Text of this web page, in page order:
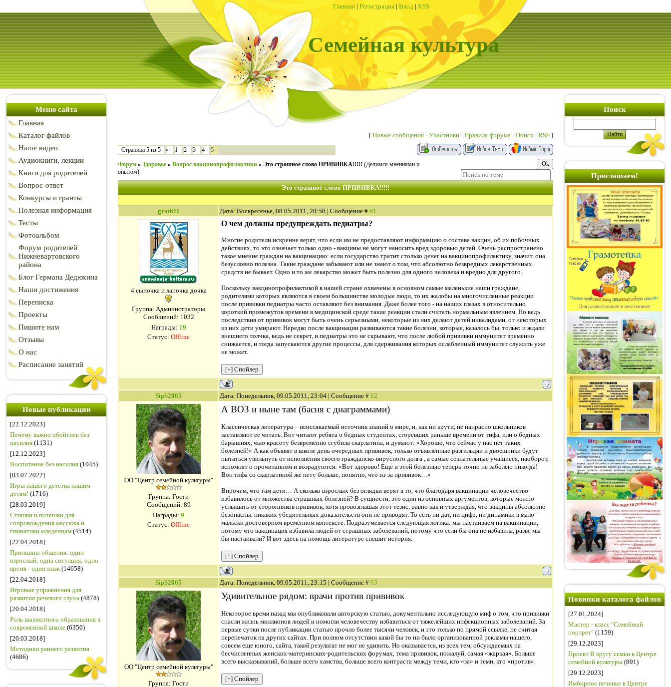
Главная | Регистрация | Вход | RSS
Семейная культура
Меню сайта
Главная
Каталог файлов
Наше видео
Аудиокниги, лекции
Книги для родителей
Вопрос-ответ
Конкурсы и гранты
Полезная информация
Тесты
Фотоальбом
Форум родителей
Нижневартовского
района
Блог Германа Дедюхина
Наши достижения
Переписка
Проекты
Пишите нам
Отзывы
О нас
Расписание занятий
Новые публикации
[22.12.2023]
Почему важно обойтись без
насилия (1131)
[12.12.2023]
Воспитание без насилия (1045)
[03.07.2022]
Игры нашего детства нашим
детям! (1716)
[28.03.2019]
Стишки и потешки для
сопровождения массажа и
гимнатики младенцам (4514)
[22.04.2018]
Принципы общения: один
взрослый; одна ситуация; одно
время - один язык(14658)
[22.04.2018]
Игровые упражнения для
развития речевого слуха (4878)
[20.04.2018]
Роль шахматного образования в
современной школе (6350)
[20.03.2018]
Методики раннего развития
(4686)
[ Новые сообщения · Участники · Правила форума · Поиск· RSS ]
Страница 5 из 5 « 1 2 3 4 5
Форум » Здоровье » Вопрос вакцинопрофилактики » Это страшное слово ПРИВИВКА!!!!! (Делимся мнениями и
опытом)
Это страшное слово ПРИВИВКА!!!!!
grot611 Дата: Воскресенье, 08.05.2011, 20:58 | Сообщение # 61
4 сыночка и лапочка дочка
Группа: Администраторы
Сообщений: 1032
Награды: 19
Статус: Offline
О чем должны предупреждать педиатры?
Многие родители искренне верят, что если им не предоставляют информацию о составе вакцин, об их побочных
действиях, то это означает только одно - вакцины не могут наносить вред здоровью детей. Очень распространено
такое мнение граждан на вакцинацию: если государство тратит столько денег на вакцинопрофилактику, значит, она
безусловно полезна. Такие граждане забывают или не знают о том, что абсолютно безвредных лекарственных
средств не бывает. Одно и то же лекарство может быть полезно для одного человека и вредно для другого.
Поскольку вакцинопрофилактикой в нашей стране охвачены в основном самые маленькие наши граждане,
родителями которых являются в своем большинстве молодые люди, то их жалобы на многочисленные реакции
после прививки педиатры часто оставляют без внимания. Даже более того - на наших глазах в относительно
короткий промежуток времени в медицинской среде такие реакции стали считать нормальным явлением. Но ведь
последствия от прививок могут быть очень серьезными, некоторые из них делают детей инвалидами, от некоторых
из них дети умирают. Нередко после вакцинации развиваются такие болезни, которые, казалось бы, только и ждали
внешнего толчка, ведь не секрет, и педиатры это не скрывают, что после любой прививки иммунитет временно
снижается, и тогда запускаются другие процессы, для сдерживания которых ослабленный иммунитет служить уже
не может.
SipS2005 Дата: Понедельник, 09.05.2011, 23:04 | Сообщение # 62
ОО "Центр семейной культуры"
Группа: Гости
Сообщений: 89
Награды: 9
Статус: Offline
А ВОЗ и ныне там (басня с диаграммами)
Классическая литература – неиссякаемый источник знаний о мире, и, как ни крути, не напрасно школьников
заставляют ее читать. Вот читают ребята о бедных студентах, сгоревших раньше времени от тифа, или о бедных
барышнях, чью красоту безвременно сгубила скарлатина, и думают: «Хорошо, что сейчас у нас нет таких
болезней!» А как объявят в школе день очередных прививок, только отъявленные разгильдяи и двоешники будут
пытаться увильнуть от исполнения своего гражданско-вирусного долга , а самые сознательные учащиеся, наоборот,
вспомнят о прочитанном и возрадуются: «Вот здорово! Еще и этой болезнью теперь точно не заболею никогда!
Вон тифа со скарлатиной же нету больше, понятно, что из-за прививок…»
Впрочем, что там дети… А сколько взрослых без оглядки верят в то, что благодаря вакцинации человечество
избавилось от множества страшных болезней? В сущности, это один из основных аргументов, которые можно
услышать от сторонников прививок, хотя провозглашая этот тезис, равно как и утверждая, что вакцины абсолютно
безопасны, никаких убедительных доказательств они не приводят. То есть ни дат, ни цифр, ни динамики в мало-
мальски достоверном временном контексте. Подразумевается следующая логика: мы настаиваем на вакцинации,
потому что вакцинация избавила людей от страшных заболеваний, потому что если бы она не избавила, разве мы
бы настаивали? И вот здесь на помощь литературе спешит история.
SipS2005 Дата: Понедельник, 09.05.2011, 23:15 | Сообщение # 63
ОО "Центр семейной культуры"
Группа: Гости
Удивительное рядом: врачи против прививок
Некоторое время назад мы опубликовали авторскую статью, документально исследующую миф о том, что прививки
спасли жизнь миллионов людей и помогли человечеству избавиться от тяжелейших инфекционных заболеваний. За
первые сутки после публикации статью прочло более тысячи человек, и это только по прямой ссылке, не считая
перепечаток на других сайтах. При полном отсутствии какой бы то ни было организованной рекламы нашего,
совсем еще юного, сайта, такой результат не мог не удивить. Но оказывается, из всех тем, обсуждаемых на
бесчисленных женских-материнских-родительских форумах, тема прививок, пожалуй, самая «жаркая». Больше
всего высказываний, больше всего хамства, больше всего контраста между теми, кто «за» и теми, кто «против».
Поиск
Приглашаем!
Новинки каталога файлов
[27.01.2024]
Мастер - класс "Семейный
портрет" (1159)
[29.12.2023]
Проект В кругу семьи в Центре
семейной культуры (891)
[29.12.2023]
Имбирное печенье в Центре